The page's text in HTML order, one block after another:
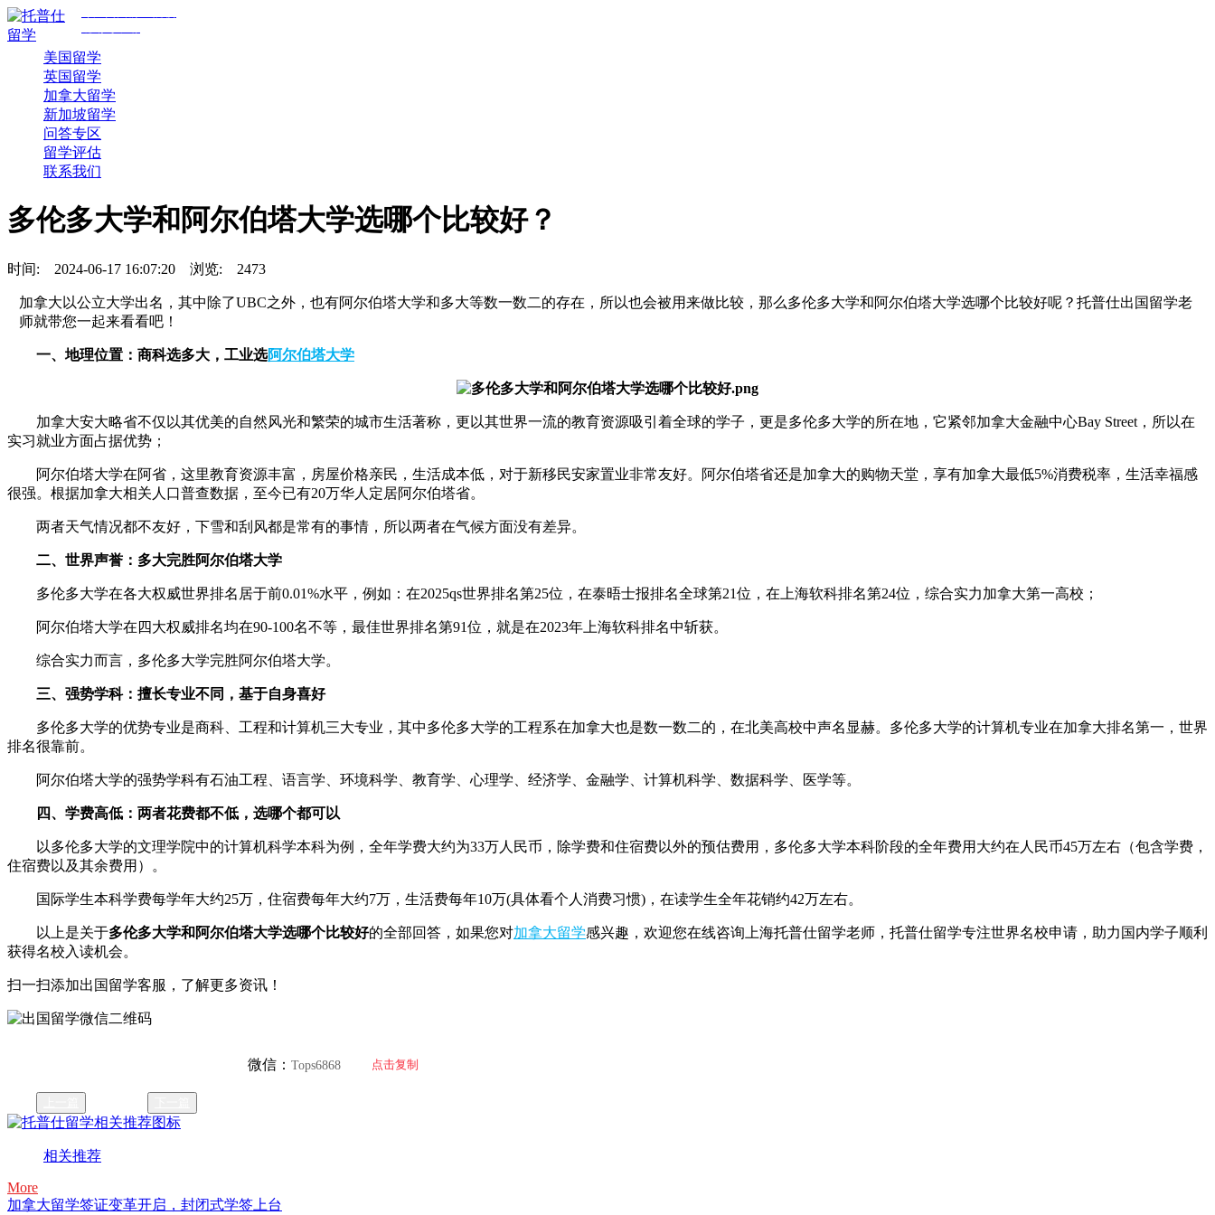
美国留学
英国留学
加拿大留学
新加坡留学
问答专区
留学评估
联系我们
多伦多大学和阿尔伯塔大学选哪个比较好？
时间: 2024-06-17 16:07:20 浏览: 2473
加拿大以公立大学出名，其中除了UBC之外，也有阿尔伯塔大学和多大等数一数二的存在，所以也会被用来做比较，那么多伦多大学和阿尔伯塔大学选哪个比较好呢？托普仕出国留学老
师就带您一起来看看吧！
一、地理位置：商科选多大，工业选阿尔伯塔大学
加拿大安大略省不仅以其优美的自然风光和繁荣的城市生活著称，更以其世界一流的教育资源吸引着全球的学子，更是多伦多大学的所在地，它紧邻加拿大金融中心Bay Street，所以在
实习就业方面占据优势；
阿尔伯塔大学在阿省，这里教育资源丰富，房屋价格亲民，生活成本低，对于新移民安家置业非常友好。阿尔伯塔省还是加拿大的购物天堂，享有加拿大最低5%消费税率，生活幸福感
很强。根据加拿大相关人口普查数据，至今已有20万华人定居阿尔伯塔省。
两者天气情况都不友好，下雪和刮风都是常有的事情，所以两者在气候方面没有差异。
二、世界声誉：多大完胜阿尔伯塔大学
多伦多大学在各大权威世界排名居于前0.01%水平，例如：在2025qs世界排名第25位，在泰晤士报排名全球第21位，在上海软科排名第24位，综合实力加拿大第一高校；
阿尔伯塔大学在四大权威排名均在90-100名不等，最佳世界排名第91位，就是在2023年上海软科排名中斩获。
综合实力而言，多伦多大学完胜阿尔伯塔大学。
三、强势学科：擅长专业不同，基于自身喜好
多伦多大学的优势专业是商科、工程和计算机三大专业，其中多伦多大学的工程系在加拿大也是数一数二的，在北美高校中声名显赫。多伦多大学的计算机专业在加拿大排名第一，世界
排名很靠前。
阿尔伯塔大学的强势学科有石油工程、语言学、环境科学、教育学、心理学、经济学、金融学、计算机科学、数据科学、医学等。
四、学费高低：两者花费都不低，选哪个都可以
以多伦多大学的文理学院中的计算机科学本科为例，全年学费大约为33万人民币，除学费和住宿费以外的预估费用，多伦多大学本科阶段的全年费用大约在人民币45万左右（包含学费，
住宿费以及其余费用）。
国际学生本科学费每学年大约25万，住宿费每年大约7万，生活费每年10万(具体看个人消费习惯)，在读学生全年花销约42万左右。
以上是关于多伦多大学和阿尔伯塔大学选哪个比较好的全部回答，如果您对加拿大留学感兴趣，欢迎您在线咨询上海托普仕留学老师，托普仕留学专注世界名校申请，助力国内学子顺利
获得名校入读机会。
扫一扫添加出国留学客服，了解更多资讯！
微信： Tops6868 点击复制
相关推荐
More
加拿大留学签证变革开启，封闭式学签上台